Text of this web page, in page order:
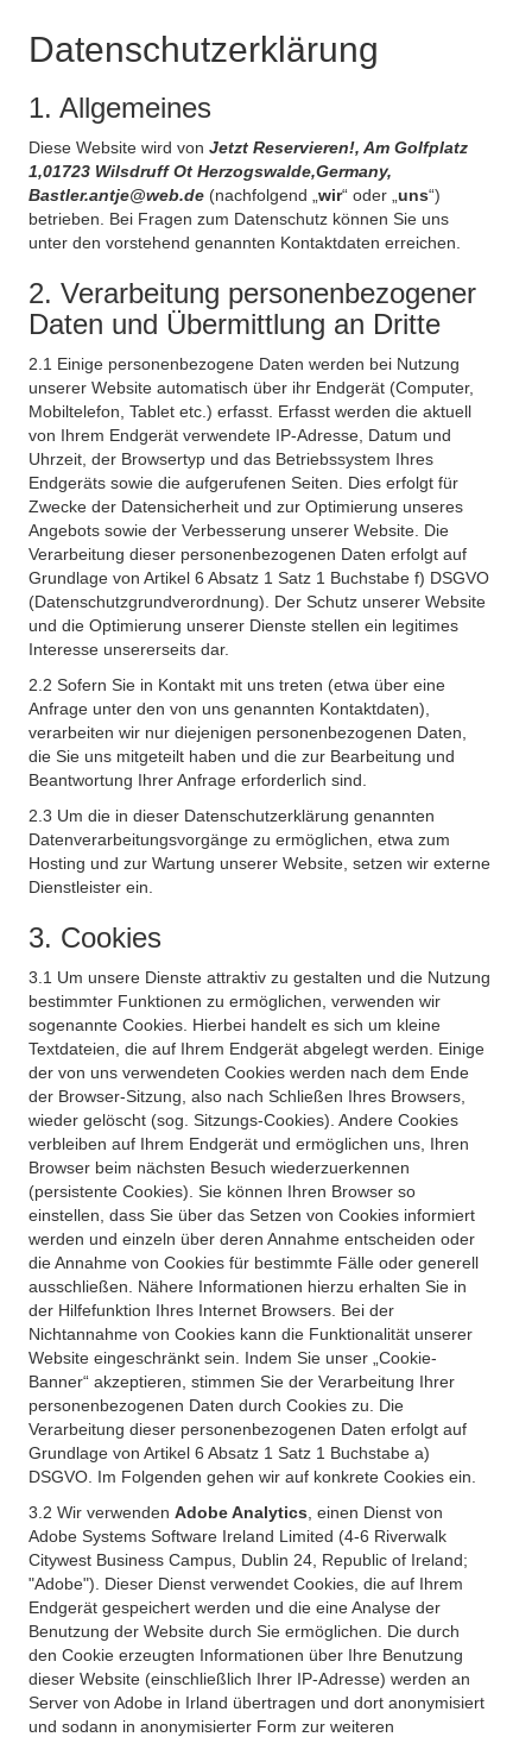
Datenschutzerklärung
1. Allgemeines
Diese Website wird von Jetzt Reservieren!, Am Golfplatz
1,01723 Wilsdruff Ot Herzogswalde,Germany,
Bastler.antje@web.de (nachfolgend „ wir“ oder „ uns“)
betrieben. Bei Fragen zum Datenschutz können Sie uns
unter den vorstehend genannten Kontaktdaten erreichen.
2. Verarbeitung personenbezogener
Daten und Übermittlung an Dritte
2.1 Einige personenbezogene Daten werden bei Nutzung
unserer Website automatisch über ihr Endgerät (Computer,
Mobiltelefon, Tablet etc.) erfasst. Erfasst werden die aktuell
von Ihrem Endgerät verwendete IP-Adresse, Datum und
Uhrzeit, der Browsertyp und das Betriebssystem Ihres
Endgeräts sowie die aufgerufenen Seiten. Dies erfolgt für
Zwecke der Datensicherheit und zur Optimierung unseres
Angebots sowie der Verbesserung unserer Website. Die
Verarbeitung dieser personenbezogenen Daten erfolgt auf
Grundlage von Artikel 6 Absatz 1 Satz 1 Buchstabe f) DSGVO
(Datenschutzgrundverordnung). Der Schutz unserer Website
und die Optimierung unserer Dienste stellen ein legitimes
Interesse unsererseits dar.
2.2 Sofern Sie in Kontakt mit uns treten (etwa über eine
Anfrage unter den von uns genannten Kontaktdaten),
verarbeiten wir nur diejenigen personenbezogenen Daten,
die Sie uns mitgeteilt haben und die zur Bearbeitung und
Beantwortung Ihrer Anfrage erforderlich sind.
2.3 Um die in dieser Datenschutzerklärung genannten
Datenverarbeitungsvorgänge zu ermöglichen, etwa zum
Hosting und zur Wartung unserer Website, setzen wir externe
Dienstleister ein.
3. Cookies
3.1 Um unsere Dienste attraktiv zu gestalten und die Nutzung
bestimmter Funktionen zu ermöglichen, verwenden wir
sogenannte Cookies. Hierbei handelt es sich um kleine
Textdateien, die auf Ihrem Endgerät abgelegt werden. Einige
der von uns verwendeten Cookies werden nach dem Ende
der Browser-Sitzung, also nach Schließen Ihres Browsers,
wieder gelöscht (sog. Sitzungs-Cookies). Andere Cookies
verbleiben auf Ihrem Endgerät und ermöglichen uns, Ihren
Browser beim nächsten Besuch wiederzuerkennen
(persistente Cookies). Sie können Ihren Browser so
einstellen, dass Sie über das Setzen von Cookies informiert
werden und einzeln über deren Annahme entscheiden oder
die Annahme von Cookies für bestimmte Fälle oder generell
ausschließen. Nähere Informationen hierzu erhalten Sie in
der Hilfefunktion Ihres Internet Browsers. Bei der
Nichtannahme von Cookies kann die Funktionalität unserer
Website eingeschränkt sein. Indem Sie unser „Cookie-
Banner“ akzeptieren, stimmen Sie der Verarbeitung Ihrer
personenbezogenen Daten durch Cookies zu. Die
Verarbeitung dieser personenbezogenen Daten erfolgt auf
Grundlage von Artikel 6 Absatz 1 Satz 1 Buchstabe a)
DSGVO. Im Folgenden gehen wir auf konkrete Cookies ein.
3.2 Wir verwenden Adobe Analytics , einen Dienst von
Adobe Systems Software Ireland Limited (4-6 Riverwalk
Citywest Business Campus, Dublin 24, Republic of Ireland;
"Adobe"). Dieser Dienst verwendet Cookies, die auf Ihrem
Endgerät gespeichert werden und die eine Analyse der
Benutzung der Website durch Sie ermöglichen. Die durch
den Cookie erzeugten Informationen über Ihre Benutzung
dieser Website (einschließlich Ihrer IP-Adresse) werden an
Server von Adobe in Irland übertragen und dort anonymisiert
und sodann in anonymisierter Form zur weiteren